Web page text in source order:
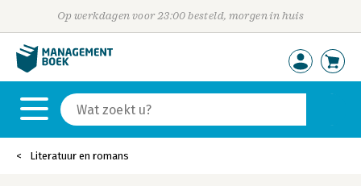
Op werkdagen voor 23:00 besteld, morgen in huis
Literatuur en romans